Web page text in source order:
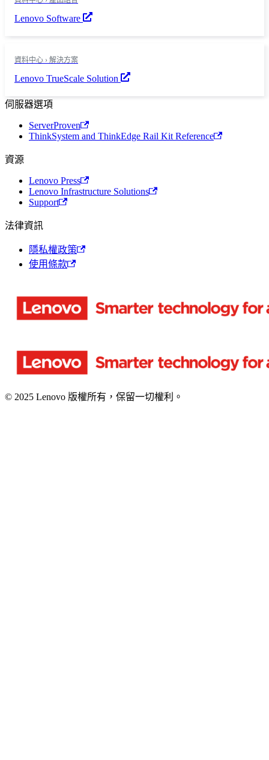
Lenovo Software
資料中心 › 解決方案
Lenovo TrueScale Solution
伺服器選項
ServerProven
ThinkSystem and ThinkEdge Rail Kit Reference
資源
Lenovo Press
Lenovo Infrastructure Solutions
Support
法律資訊
隱私權政策
使用條款
© 2025 Lenovo 版權所有，保留一切權利。